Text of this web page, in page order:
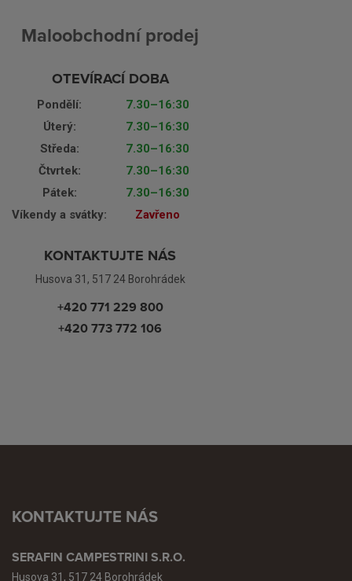
Maloobchodní prodej
OTEVÍRACÍ DOBA
Pondělí:
7.30–16:30
Úterý:
7.30–16:30
Středa:
7.30–16:30
Čtvrtek:
7.30–16:30
Pátek:
7.30–16:30
Víkendy a svátky:
Zavřeno
KONTAKTUJTE NÁS
Husova 31, 517 24 Borohrádek
+420 771 229 800
+420 773 772 106
KONTAKTUJTE NÁS
SERAFIN CAMPESTRINI S.R.O.
Husova 31, 517 24 Borohrádek